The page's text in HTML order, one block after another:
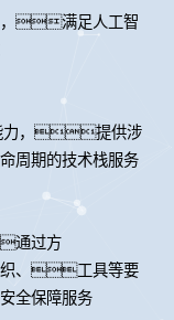
，满足人工智
能力，提供涉
周期的技术栈服务
通过方
、工具等要
全保障服务